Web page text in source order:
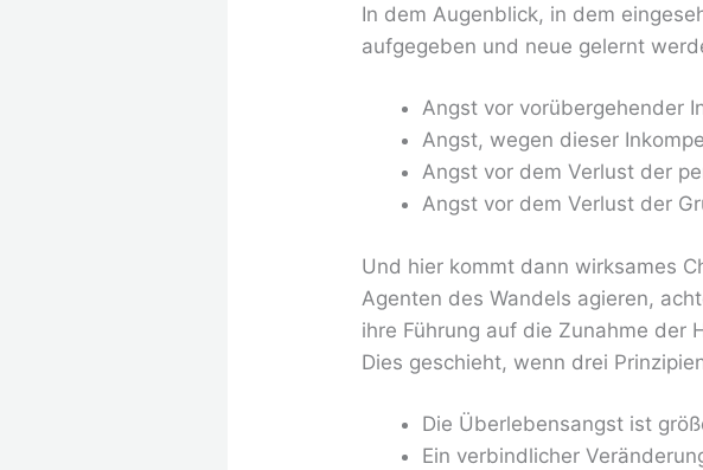
In dem Augenblick, in dem
aufgegeben und neue gelernt
Angst vor vorübergehender
Angst, wegen dieser
Angst vor dem Verlust der
Angst vor dem Verlust der
Und hier kommt dann wirksames
Agenten des Wandels agieren,
ihre Führung auf die Zunahme der
Dies geschieht, wenn drei
Die Überlebensangst ist
Ein verbindlicher